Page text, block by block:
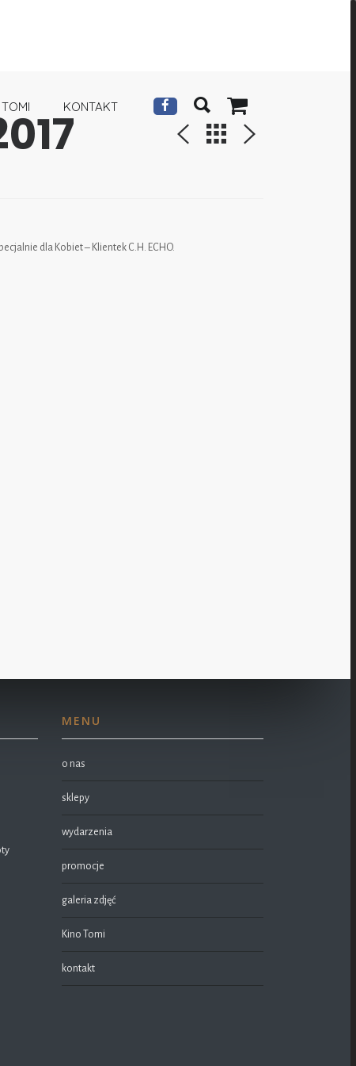
KONTAKT
dla Kobiet – Klientek C.H. ECHO.
MENU
o nas
sklepy
wydarzenia
promocje
galeria zdjęć
Kino Tomi
kontakt